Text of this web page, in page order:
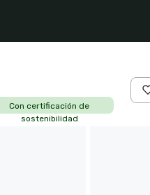
Con certificación de
sostenibilidad